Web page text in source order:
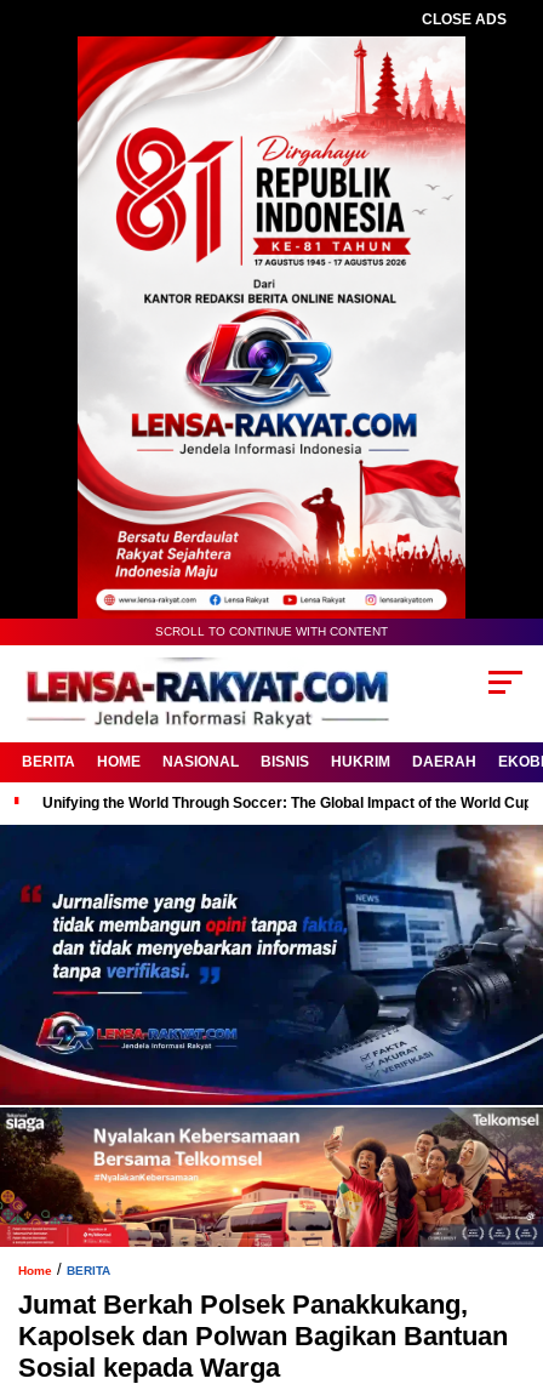
CLOSE ADS
SCROLL TO CONTINUE WITH CONTENT
BERITA HOME NASIONAL BISNIS HUKRIM DAERAH
Unifying the World Through Soccer: The Global Impact of the World Cup
Home / BERITA
Jumat Berkah Polsek Panakkukang,
Kapolsek dan Polwan Bagikan Bantuan
Sosial kepada Warga